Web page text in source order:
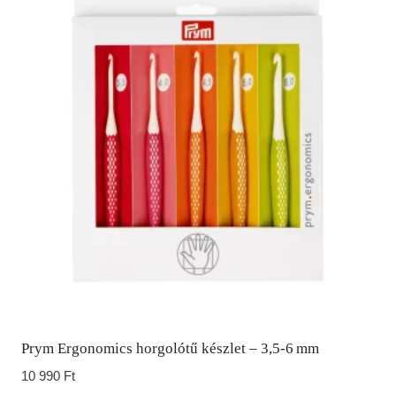
Prym Ergonomics horgolótű készlet – 3,5‑6 mm
10 990 Ft